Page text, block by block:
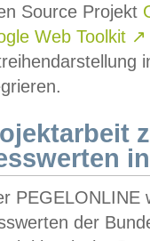
Source Projekt
Web Toolkit ↗
PEGELONLINE
der